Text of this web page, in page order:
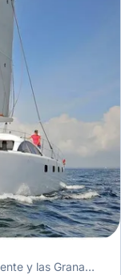
Blue Lagoon Marina, Calliaqua, San Vicente y las Granadinas